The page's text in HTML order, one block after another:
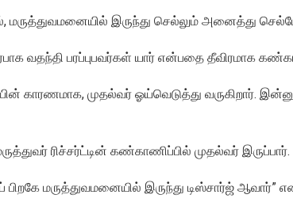
மருத்துவமனையில் இருந்து செல்லும் அனைத்து
வதந்தி பரப்புபவர்கள் யார் என்பதை தீவிரமாக
காரணமாக, முதல்வர் ஓய்வெடுத்து வருகிறார்.
ரிச்சர்ட்டின் கண்காணிப்பில் முதல்வர் இருப்பார்.
பிறகே மருத்துவமனையில் இருந்து டிஸ்சார்ஜ்